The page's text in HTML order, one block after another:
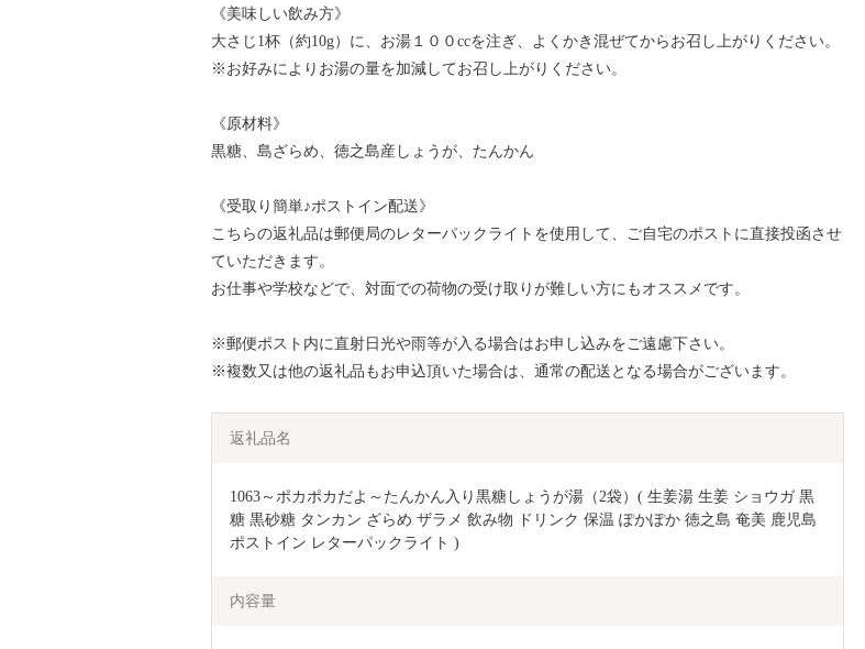
《美味しい飲み方》
大さじ1杯（約10g）に、お湯１００ccを注ぎ、よくかき混ぜてからお召し上がりください。
※お好みによりお湯の量を加減してお召し上がりください。
《原材料》
黒糖、島ざらめ、徳之島産しょうが、たんかん
《受取り簡単♪ポストイン配送》
こちらの返礼品は郵便局のレターパックライトを使用して、ご自宅のポストに直接投函させ
ていただきます。
お仕事や学校などで、対面での荷物の受け取りが難しい方にもオススメです。
※郵便ポスト内に直射日光や雨等が入る場合はお申し込みをご遠慮下さい。
※複数又は他の返礼品もお申込頂いた場合は、通常の配送となる場合がございます。
返礼品名
1063～ポカポカだよ～たんかん入り黒糖しょうが湯（2袋）( 生姜湯 生姜 ショウガ 黒
糖 黒砂糖 タンカン ざらめ ザラメ 飲み物 ドリンク 保温 ぽかぽか 徳之島 奄美 鹿児島
ポストイン レターパックライト )
内容量